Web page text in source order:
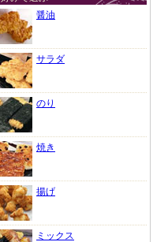
醤油
サラダ
のり
焼き
揚げ
ミックス